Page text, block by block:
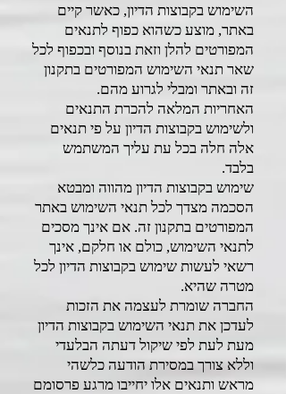
השימוש בקבוצות הדיון, כאשר קיים
באתר, מוצע כשהוא כפוף לתנאים
המפורטים להלן וזאת בנוסף ובכפוף לכל
שאר תנאי השימוש המפורטים בתקנון
זה ובאתר ומבלי לגרוע מהם.
האחריות המלאה להכרת התנאים
ולשימוש בקבוצות הדיון על פי תנאים
אלה חלה בכל עת עליך המשתמש
בלבד.
שימוש בקבוצות הדיון מהווה ומבטא
הסכמה מצדך לכל תנאי השימוש באתר
המפורטים בתקנון זה. אם אינך מסכים
לתנאי השימוש, כולם או חלקם, אינך
רשאי לעשות שימוש בקבוצות הדיון לכל
מטרה שהיא.
החברה שומרת לעצמה את הזכות
לעדכן את תנאי השימוש בקבוצות הדיון
מעת לעת לפי שיקול דעתה הבלעדי
וללא צורך במסירת הודעה כלשהי
מראש ותנאים אלו יחייבו מרגע פרסומם